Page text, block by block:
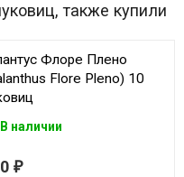
также купили
Флоре Плено
Flore Pleno) 10
В наличии
₽